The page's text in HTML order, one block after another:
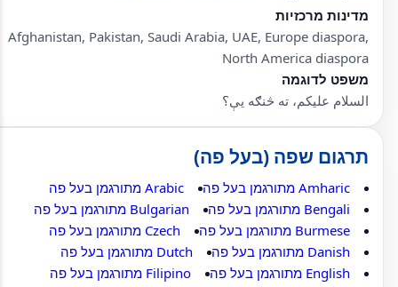
מדינות מרכזיות
Afghanistan, Pakistan, Saudi Arabia, UAE, Europe diaspora,
North America diaspora
משפט לדוגמה
السلام عليکم، ته څنګه يې؟
תרגום שפה (בעל פה)
Amharic מתורגמן בעל פה
Arabic מתורגמן בעל פה
Bengali מתורגמן בעל פה
Bulgarian מתורגמן בעל פה
Burmese מתורגמן בעל פה
Czech מתורגמן בעל פה
Danish מתורגמן בעל פה
Dutch מתורגמן בעל פה
English מתורגמן בעל פה
Filipino מתורגמן בעל פה